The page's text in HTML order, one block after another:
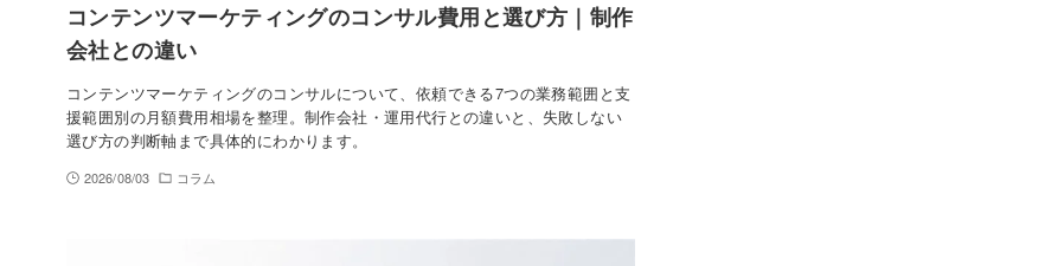
コンテンツマーケティングのコンサル費用と選び方｜制作
会社との違い
コンテンツマーケティングのコンサルについて、依頼できる7つの業務範囲と支
援範囲別の月額費用相場を整理。制作会社・運用代行との違いと、失敗しない
選び方の判断軸まで具体的にわかります。
2026/08/03 コラム